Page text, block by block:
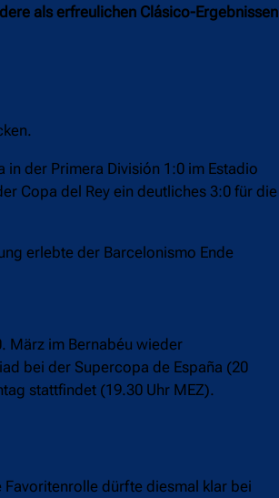
als erfreulichen Clásico-Ergebnissen
der Primera División 1:0 im Estadio
Copa del Rey ein deutliches 3:0 für die
erlebte der Barcelonismo Ende
März im Bernabéu wieder
bei der Supercopa de España (20
stattfindet (19.30 Uhr MEZ).
Favoritenrolle dürfte diesmal klar bei